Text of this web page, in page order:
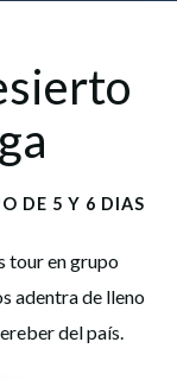
DE 5 Y 6 DIAS
tour en grupo
adentra de lleno
del país.